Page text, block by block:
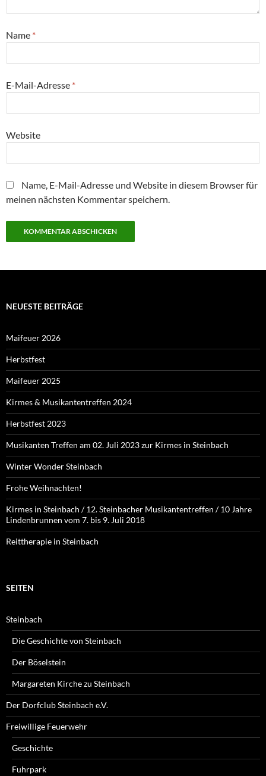
Name *
E-Mail-Adresse *
Website
Name, E-Mail-Adresse und Website in diesem Browser für
meinen nächsten Kommentar speichern.
NEUESTE BEITRÄGE
Maifeuer 2026
Herbstfest
Maifeuer 2025
Kirmes & Musikantentreffen 2024
Herbstfest 2023
Musikanten Treffen am 02. Juli 2023 zur Kirmes in Steinbach
Winter Wonder Steinbach
Frohe Weihnachten!
Kirmes in Steinbach / 12. Steinbacher Musikantentreffen / 10 Jahre
Lindenbrunnen vom 7. bis 9. Juli 2018
Reittherapie in Steinbach
SEITEN
Steinbach
Die Geschichte von Steinbach
Der Böselstein
Margareten Kirche zu Steinbach
Der Dorfclub Steinbach e.V.
Freiwillige Feuerwehr
Geschichte
Fuhrpark